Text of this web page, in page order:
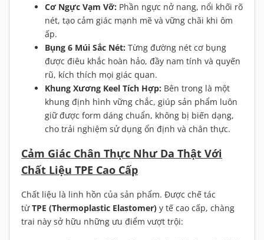
Cơ Ngực Vạm Vỡ: Phần ngực nở nang, nổi khối rõ
nét, tạo cảm giác mạnh mẽ và vững chãi khi ôm
ấp.
Bụng 6 Múi Sắc Nét: Từng đường nét cơ bụng
được điêu khắc hoàn hảo, đầy nam tính và quyến
rũ, kích thích mọi giác quan.
Khung Xương Keel Tích Hợp: Bên trong là một
khung định hình vững chắc, giúp sản phẩm luôn
giữ được form dáng chuẩn, không bị biến dạng,
cho trải nghiệm sử dụng ổn định và chân thực.
Cảm Giác Chân Thực Như Da Thật Với
Chất Liệu TPE Cao Cấp
Chất liệu là linh hồn của sản phẩm. Được chế tác
từTPE (Thermoplastic Elastomer) y tế cao cấp, chàng
trai này sở hữu những ưu điểm vượt trội: